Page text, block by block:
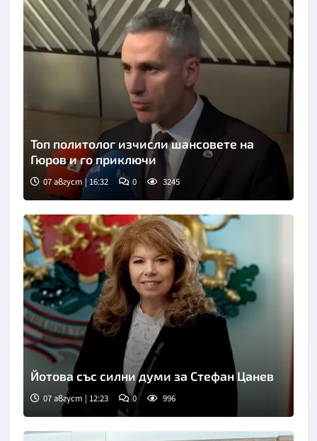
Топ политолог изчисли шансовете на
Гюров и го приключи
07 август | 16:32 0 3245
Йотова със силни думи за Стефан Цанев
07 август | 12:23 0 996